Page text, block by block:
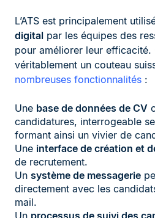
L’ATS est principalement
digital par les équipes des
pour améliorer leur efficacité.
véritablement un couteau
nombreuses fonctionnalités :
Une base de données de CV
candidatures, interrogeable
formant ainsi un vivier de
Une interface de création et
de recrutement.
Un système de messagerie
directement avec les
mail.